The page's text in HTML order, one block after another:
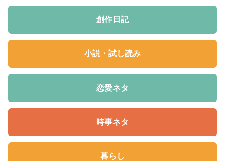
創作日記
小説・試し読み
恋愛ネタ
時事ネタ
暮らし